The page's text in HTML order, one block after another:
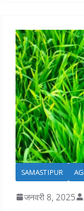
SAMASTIPUR
जनवरी 8, 2025